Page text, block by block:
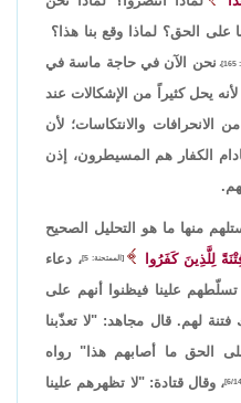
على الحق؟ لماذا وقع بنا هذا؟
نحن الآن في حاجة ماسة في
يحل كثيراً من الإشكالات عند
الانحرافات والانتكاسات؛ لأن
الكفار هم المسيطرون، إذن
منها ما هو التحليل الصحيح
لِلَّذِينَ كَفَرُوا [الممتحنة: 5]
، دعاء
علينا فيظنوا أنهم على
لهم. قال مجاهد: "لا تعذّبنا
الحق ما أصابهم هذا" رواه
، وقال قتادة: "لا تظهرهم علينا